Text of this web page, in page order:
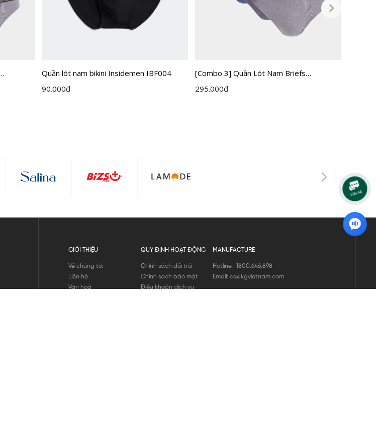
Quần lót nam bikini Insidemen IBF004
90.000đ
[Combo 3] Quần Lót Nam Briefs
Insidemen IBF005EXP03
295.000đ
GIỚI THIỆU
Về chúng tôi
Liên hệ
Văn hoá
QUY ĐỊNH HOẠT ĐỘNG
Chính sách đổi trả
Chính sách bảo mật
Điều khoản dịch vụ
MANUFACTURE
Hotline : 1800.646.898
Email: cs@kgvietnam.com